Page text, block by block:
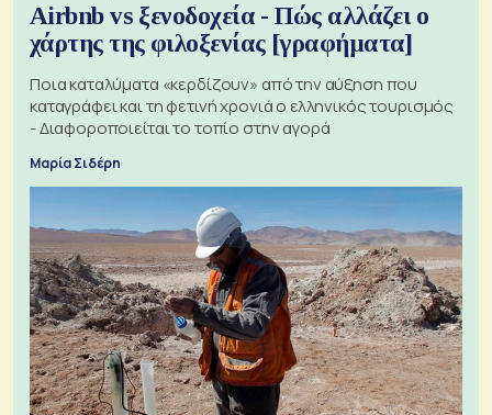
Airbnb vs ξενοδοχεία - Πώς αλλάζει ο
χάρτης της φιλοξενίας [γραφήματα]
Ποια καταλύματα «κερδίζουν» από την αύξηση που
καταγράφει και τη φετινή χρονιά ο ελληνικός τουρισμός
- Διαφοροποιείται το τοπίο στην αγορά
Μαρία Σιδέρη